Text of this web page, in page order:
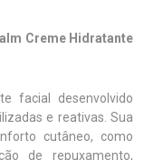
Creme Hidratante
facial desenvolvido
e reativas. Sua
cutâneo, como
de repuxamento,